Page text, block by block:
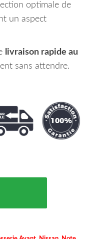
optimale de
un aspect
livraison rapide au
sans attendre.